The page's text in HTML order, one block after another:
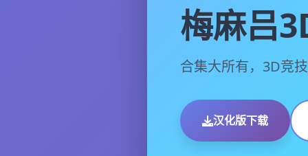
梅麻吕
合集大所有，3D竞
汉化版下载